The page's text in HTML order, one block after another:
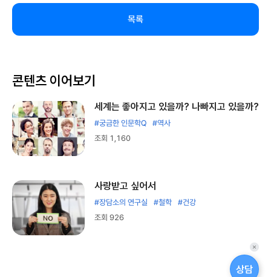
목록
콘텐츠 이어보기
세계는 좋아지고 있을까? 나빠지고 있을까?
#궁금한 인문학Q
#역사
조회 1,160
사랑받고 싶어서
#장담소의 연구실 #철학
#건강
조회 926
상담
퀵
메